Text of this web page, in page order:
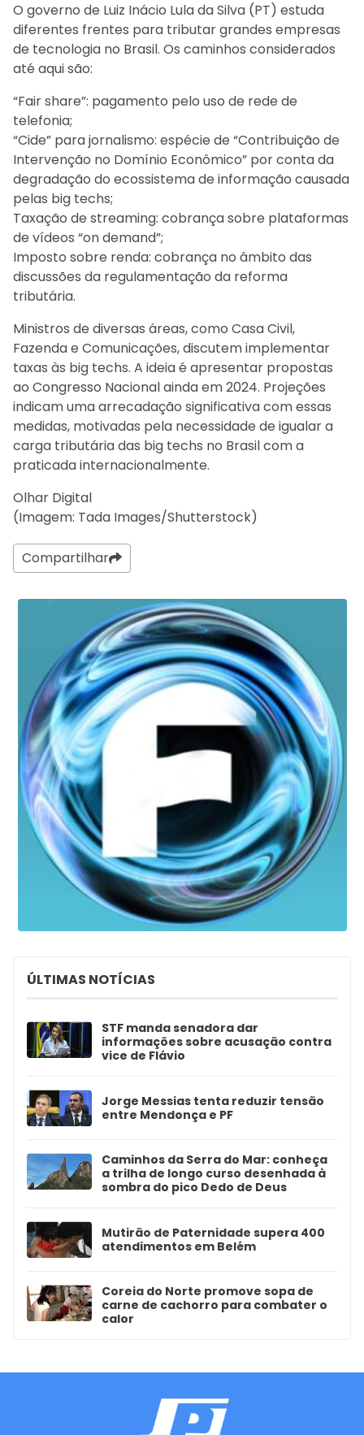
O governo de Luiz Inácio Lula da Silva (PT) estuda
diferentes frentes para tributar grandes empresas
de tecnologia no Brasil. Os caminhos considerados
até aqui são:
“Fair share”: pagamento pelo uso de rede de
telefonia;
“Cide” para jornalismo: espécie de “Contribuição de
Intervenção no Domínio Econômico” por conta da
degradação do ecossistema de informação causada
pelas big techs;
Taxação de streaming: cobrança sobre plataformas
de vídeos “on demand”;
Imposto sobre renda: cobrança no âmbito das
discussões da regulamentação da reforma
tributária.
Ministros de diversas áreas, como Casa Civil,
Fazenda e Comunicações, discutem implementar
taxas às big techs. A ideia é apresentar propostas
ao Congresso Nacional ainda em 2024. Projeções
indicam uma arrecadação significativa com essas
medidas, motivadas pela necessidade de igualar a
carga tributária das big techs no Brasil com a
praticada internacionalmente.
Olhar Digital
(Imagem: Tada Images/Shutterstock)
Compartilhar
ÚLTIMAS NOTÍCIAS
STF manda senadora dar
informações sobre acusação contra
vice de Flávio
Jorge Messias tenta reduzir tensão
entre Mendonça e PF
Caminhos da Serra do Mar: conheça
a trilha de longo curso desenhada à
sombra do pico Dedo de Deus
Mutirão de Paternidade supera 400
atendimentos em Belém
Coreia do Norte promove sopa de
carne de cachorro para combater o
calor